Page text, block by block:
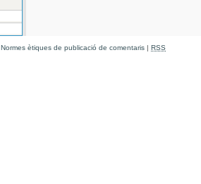
Normes ètiques de publicació de comentaris | RSS